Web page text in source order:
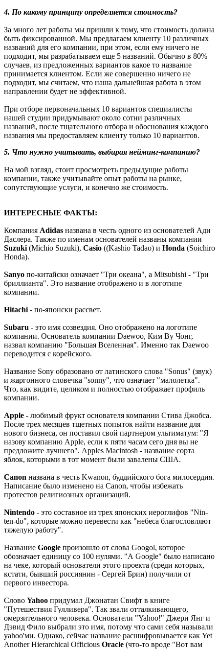
4. По какому принципу определяется стоимость?
За много лет работы мы пришли к тому, что стоимость должна
быть фиксированной. Мы предлагаем клиенту 10 различных
названий для его компании, при этом, если ему ничего не
подходит, мы разрабатываем еще 5 названий. Обычно в 80%
случаев, из предложенных вариантов какое то название
принимается клиентом. Если же совершенно ничего не
подходит, мы считаем, что наша дальнейшая работа в этом
направлении будет не эффективной.
При отборе первоначальных 10 вариантов специалисты
нашей студии придумывают около сотни различных
названий, после тщательного отбора и обоснования каждого
названия мы предоставляем клиенту только 10 вариантов.
5. Что нужно учитывать, выбирая нейминг-компанию?
На мой взгляд, стоит просмотреть предыдущие работы
компании, также учитывайте опыт работы на рынке,
сопутствующие услуги, и конечно же стоимость.
ИНТЕРЕСНЫЕ ФАКТЫ:
Компания Adidas названа в честь одного из основателей Ади
Даслера. Также по именам основателей названы компании
Suzuki (Michio Suzuki), Casio ((Kashio Tadao) и Honda (Soichiro
Honda).
Sanyo по-китайски означает "Три океана", а Mitsubishi - "Три
бриллианта". Это название отображено и в логотипе
компании.
Hitachi - по-японски рассвет.
Subaru - это имя созвездия. Оно отображено на логотипе
компании. Основатель компании Daewoo, Ким Ву Чонг,
назвал компанию "Большая Вселенная". Именно так Daewoo
переводится с корейского.
Название Sony образовано от латинского слова "Sonus" (звук)
и жаргонного словечка "sonny", что означает "малолетка".
Что, как видите, целиком и полностью отображает профиль
компании.
Apple - любимый фрукт основателя компании Стива Джобса.
После трех месяцев тщетных попыток найти название для
нового бизнеса, он поставил свой партнером ультиматум: "Я
назову компанию Apple, если к пяти часам сего дня вы не
предложите лучшего". Apples Macintosh - название сорта
яблок, которыми в тот момент были завалены США.
Canon названа в честь Kwanon, буддийского бога милосердия.
Написание было изменено на Canon, чтобы избежать
протестов религиозных организаций.
Nintendo - это составное из трех японских иероглифов "Nin-
ten-do", которые можно перевести как "небеса благословляют
тяжелую работу".
Название Google произошло от слова Googol, которое
обозначает единицу со 100 нулями. "А Google" было написано
на чеке, который основатели этого проекта (среди которых,
кстати, бывший россиянин - Сергей Брин) получили от
первого инвестора.
Слово Yahoo придумал Джонатан Свифт в книге
"Путешествия Гулливера". Так звали отталкивающего,
омерзительного человека. Основатели "Yahoo!" Джери Янг и
Дэвид Фило выбрали это имя, потому что сами себя называли
yahoo'ми. Однако, сейчас название расшифровывается как Yet
Another Hierarchical Officious Oracle (что-то вроде "Вот вам